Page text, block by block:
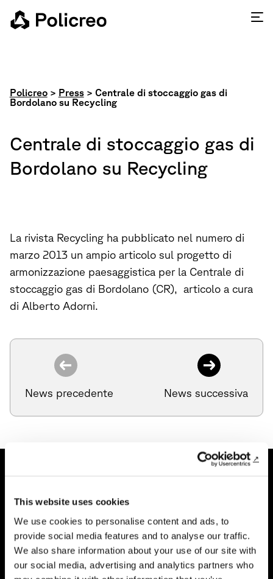
This website uses cookies
We use cookies to personalise content and ads, to
provide social media features and to analyse our traffic.
We also share information about your use of our site with
our social media, advertising and analytics partners who
Policreo> Press> Centrale di stoccaggio gas di
Bordolano su Recycling
Centrale di stoccaggio gas di
Bordolano su Recycling
La rivista Recycling ha pubblicato nel numero di
marzo 2013 un ampio articolo sul progetto di
armonizzazione paesaggistica per la Centrale di
stoccaggio gas di Bordolano (CR), articolo a cura
di Alberto Adorni.
News precedente News successiva
Riduci animazioni